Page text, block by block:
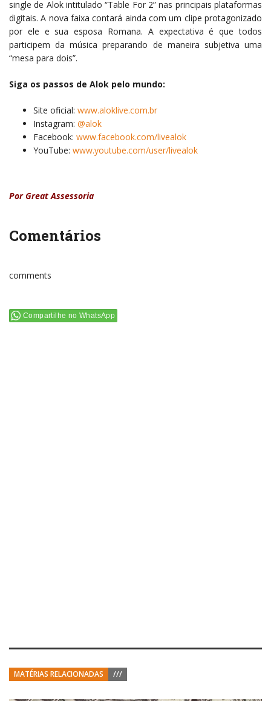
single de Alok intitulado “Table For 2” nas principais plataformas
digitais. A nova faixa contará ainda com um clipe protagonizado
por ele e sua esposa Romana. A expectativa é que todos
participem da música preparando de maneira subjetiva uma
“mesa para dois”.
Siga os passos de Alok pelo mundo:
Site oficial: www.aloklive.com.br
Instagram: @alok
Facebook: www.facebook.com/livealok
YouTube: www.youtube.com/user/livealok
Por Great Assessoria
Comentários
comments
Compartilhe no WhatsApp
MATÉRIAS RELACIONADAS ///